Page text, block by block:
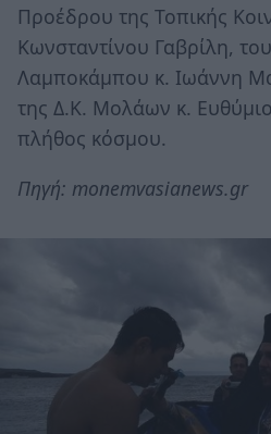
Προέδρου της Τοπικής
Κωνσταντίνου Γαβρίλη,
Λαμποκάμπου κ. Ιωάννη
της Δ.Κ. Μολάων κ.
πλήθος κόσμου.
Πηγή: monemvasianews.gr